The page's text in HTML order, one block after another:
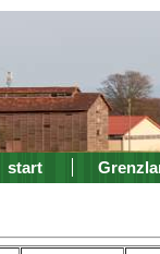
start